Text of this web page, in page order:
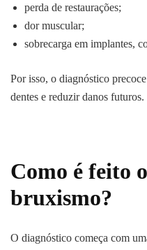
perda de restaurações;
dor muscular;
sobrecarga em implantes,
Por isso, o diagnóstico
dentes e reduzir danos futuros.
Como é feito
bruxismo?
O diagnóstico começa com